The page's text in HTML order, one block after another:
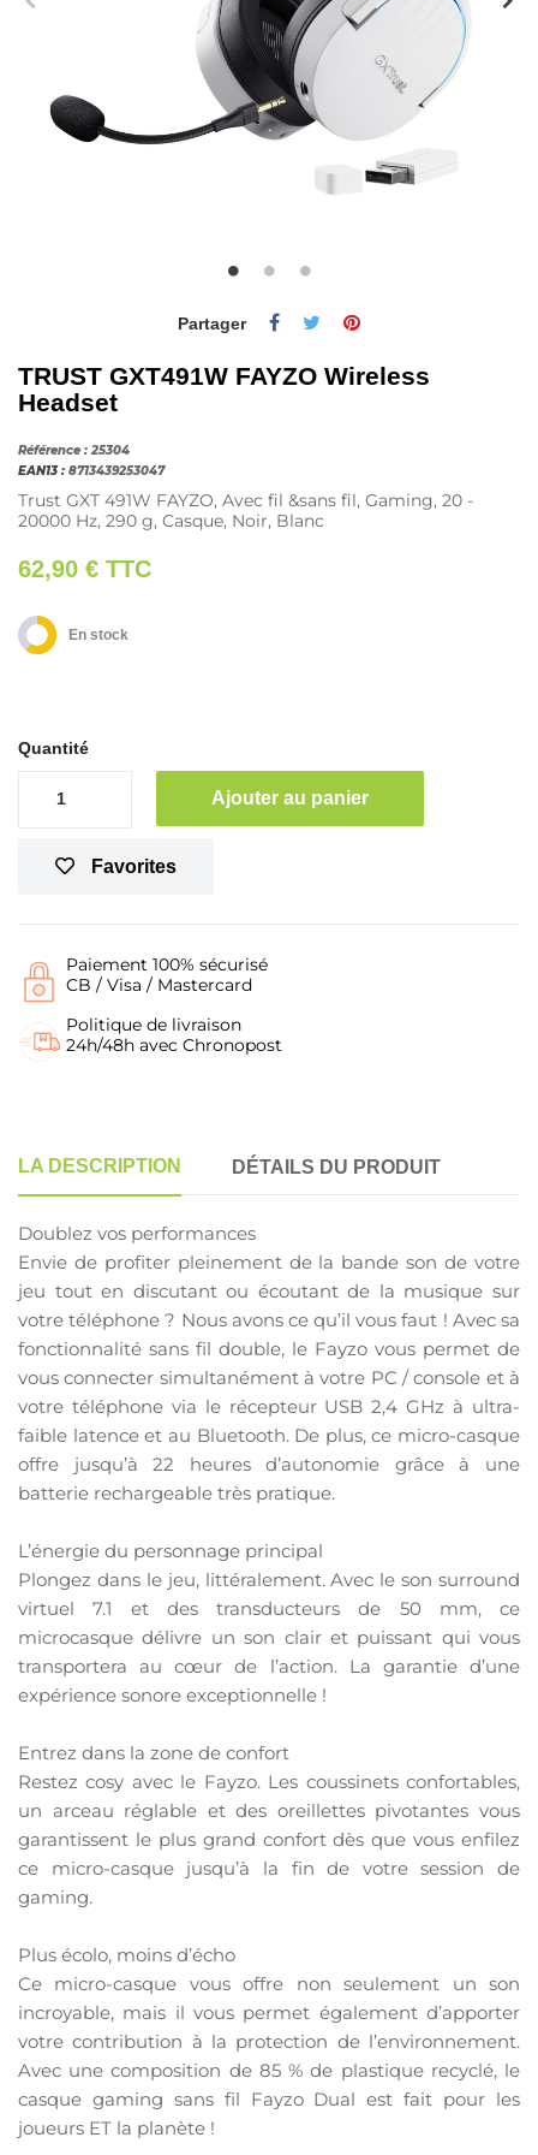
Partager
TRUST GXT491W FAYZO Wireless
Headset
Référence : 25304
EAN13 : 8713439253047
Trust GXT 491W FAYZO, Avec fil &sans fil, Gaming, 20 -
20000 Hz, 290 g, Casque, Noir, Blanc
62,90 € TTC
En stock
Quantité
Ajouter au panier
Favorites
Paiement 100% sécurisé
CB / Visa / Mastercard
Politique de livraison
24h/48h avec Chronopost
LA DESCRIPTION DÉTAILS DU PRODUIT
Doublez vos performances
Envie de profiter pleinement de la bande son de votre
jeu tout en discutant ou écoutant de la musique sur
votre téléphone ? Nous avons ce qu’il vous faut ! Avec sa
fonctionnalité sans fil double, le Fayzo vous permet de
vous connecter simultanément à votre PC / console et à
votre téléphone via le récepteur USB 2,4 GHz à ultra-
faible latence et au Bluetooth. De plus, ce micro-casque
offre jusqu’à 22 heures d’autonomie grâce à une
batterie rechargeable très pratique.
L’énergie du personnage principal
Plongez dans le jeu, littéralement. Avec le son surround
virtuel 7.1 et des transducteurs de 50 mm, ce
microcasque délivre un son clair et puissant qui vous
transportera au cœur de l’action. La garantie d’une
expérience sonore exceptionnelle !
Entrez dans la zone de confort
Restez cosy avec le Fayzo. Les coussinets confortables,
un arceau réglable et des oreillettes pivotantes vous
garantissent le plus grand confort dès que vous enfilez
ce micro-casque jusqu’à la fin de votre session de
gaming.
Plus écolo, moins d’écho
Ce micro-casque vous offre non seulement un son
incroyable, mais il vous permet également d’apporter
votre contribution à la protection de l’environnement.
Avec une composition de 85 % de plastique recyclé, le
casque gaming sans fil Fayzo Dual est fait pour les
joueurs ET la planète !